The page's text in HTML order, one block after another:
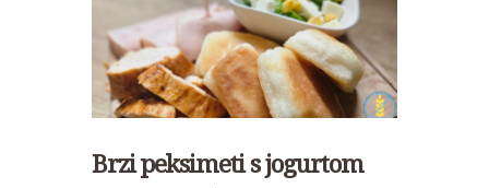
Brzi peksimeti s jogurtom